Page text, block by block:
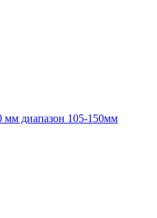
мм диапазон 105-150мм